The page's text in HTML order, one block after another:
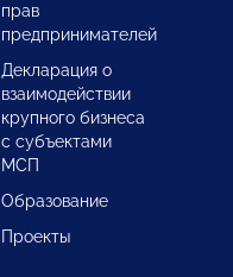
прав
предпринимателей
Декларация о
взаимодействии
крупного бизнеса
с субъектами
МСП
Образование
Проекты